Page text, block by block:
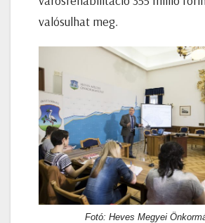
valósulhat meg.
Fotó: Heves Megyei